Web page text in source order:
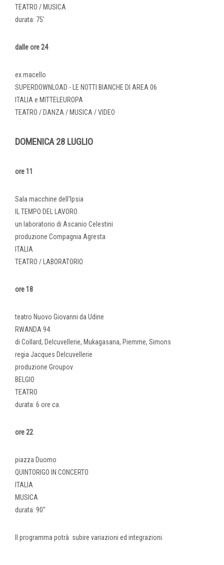
TEATRO / MUSICA
durata: 75'
dalle ore 24
ex macello
SUPERDOWNLOAD - LE NOTTI BIANCHE DI AREA 06
ITALIA e MITTELEUROPA
TEATRO / DANZA / MUSICA / VIDEO
DOMENICA 28 LUGLIO
ore 11
Sala macchine dell'Ipsia
IL TEMPO DEL LAVORO
un laboratorio di Ascanio Celestini
produzione Compagnia Agresta
ITALIA
TEATRO / LABORATORIO
ore 18
teatro Nuovo Giovanni da Udine
RWANDA 94
di Collard, Delcuvellerie, Mukagasana, Piemme, Simons
regia Jacques Delcuvellerie
produzione Groupov
BELGIO
TEATRO
durata: 6 ore ca.
ore 22
piazza Duomo
QUINTORIGO IN CONCERTO
ITALIA
MUSICA
durata: 90''
Il programma potrà subire variazioni ed integrazioni.